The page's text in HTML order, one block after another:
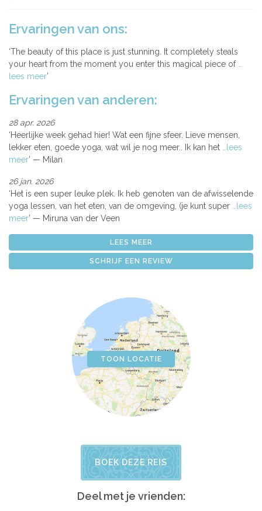
Ervaringen van ons:
The beauty of this place is just stunning. It completely steals
your heart from the moment you enter this magical piece of
lees meer
Ervaringen van anderen:
28 apr. 2026
Heerlijke week gehad hier! Wat een fijne sfeer. Lieve mensen,
lekker eten, goede yoga, wat wil je nog meer.. Ik kan het
…lees
meer
Milan
26 jan. 2026
Het is een super leuke plek. Ik heb genoten van de afwisselende
yoga lessen, van het eten, van de omgeving, (je kunt super
…lees
meer
Miruna van der Veen
LEES MEER
SCHRIJF EEN REVIEW
TOON LOCATIE
BOEK DEZE REIS
Deel met je vrienden: